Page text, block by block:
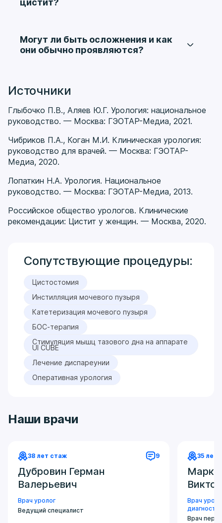
цистит?
воспалительные эпизоды заметно снижают
качество жизни, мешают интимной жизни и
Могут ли быть осложнения и как
они обычно проявляются?
за повторяемости симптомов. Чем дольше
проблема остается без корректировки, тем
устойчивее становится этот сценарий.
Источники
Глыбочко П.В., Аляев Ю.Г. Урология: национальное
руководство. — Москва: ГЭОТАР-Медиа, 2021.
Чибриков П.А., Коган М.И. Клиническая урология:
руководство для врачей. — Москва: ГЭОТАР-
Медиа, 2020.
Лопаткин Н.А. Урология. Национальное
руководство. — Москва: ГЭОТАР-Медиа, 2013.
Российское общество урологов. Клинические
рекомендации: Цистит у женщин. — Москва, 2020.
Сопутствующие процедуры:
Цистостомия
Инстилляция мочевого пузыря
Катетеризация мочевого пузыря
БОС-терапия
Стимуляция мышц тазового дна на аппарате
UI CUBE
Лечение диспареунии
Оперативная урология
Наши врачи
38 лет стаж 9
Дубровин Герман
Валерьевич
Врач уролог
Ведущий специалист
35 лет
Врач
Врач